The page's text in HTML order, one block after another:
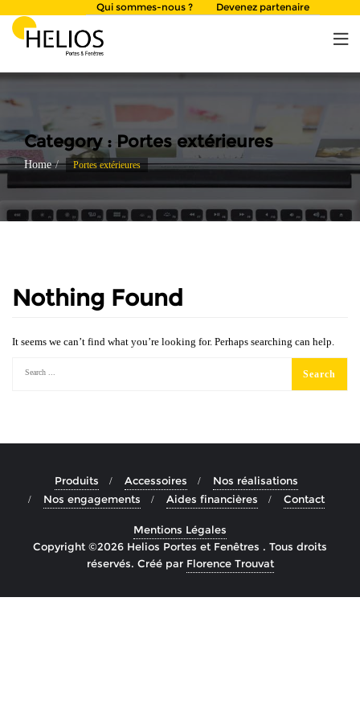
to
content
Qui sommes-nous ? Devenez partenaire
Category : Portes extérieures
Home Portes extérieures
Nothing Found
It seems we can’t find what you’re looking for. Perhaps searching can help.
Produits Accessoires
Nos réalisations
Nos engagements
Aides financières Contact
Mentions Légales
Copyright ©2026 Helios Portes et Fenêtres . Tous droits
réservés. Créé par Florence Trouvat